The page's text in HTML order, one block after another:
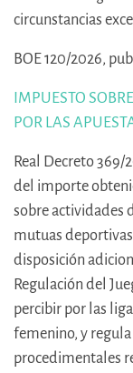
circunstancias
BOE 120/2026,
IMPUESTO
POR LAS
Real Decreto
del importe
sobre actividades
mutuas
disposición
Regulación del
percibir por las
femenino, y
procedimentales